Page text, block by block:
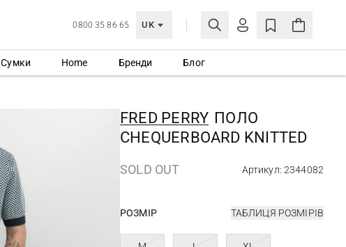
0800 35 86 65 UK
МОЯ ОБЛІКІВКА
Ще не зареєстровані?
СТВОРИТИ ОБЛІКІВКУ
Сумки Home Бренди Блог
FRED PERRY ПОЛО
CHEQUERBOARD KNITTED
SOLD OUT Артикул: 2344082
РОЗМІР ТАБЛИЦЯ РОЗМІРІВ